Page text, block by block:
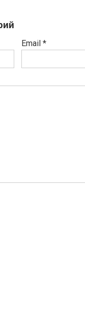
Email *